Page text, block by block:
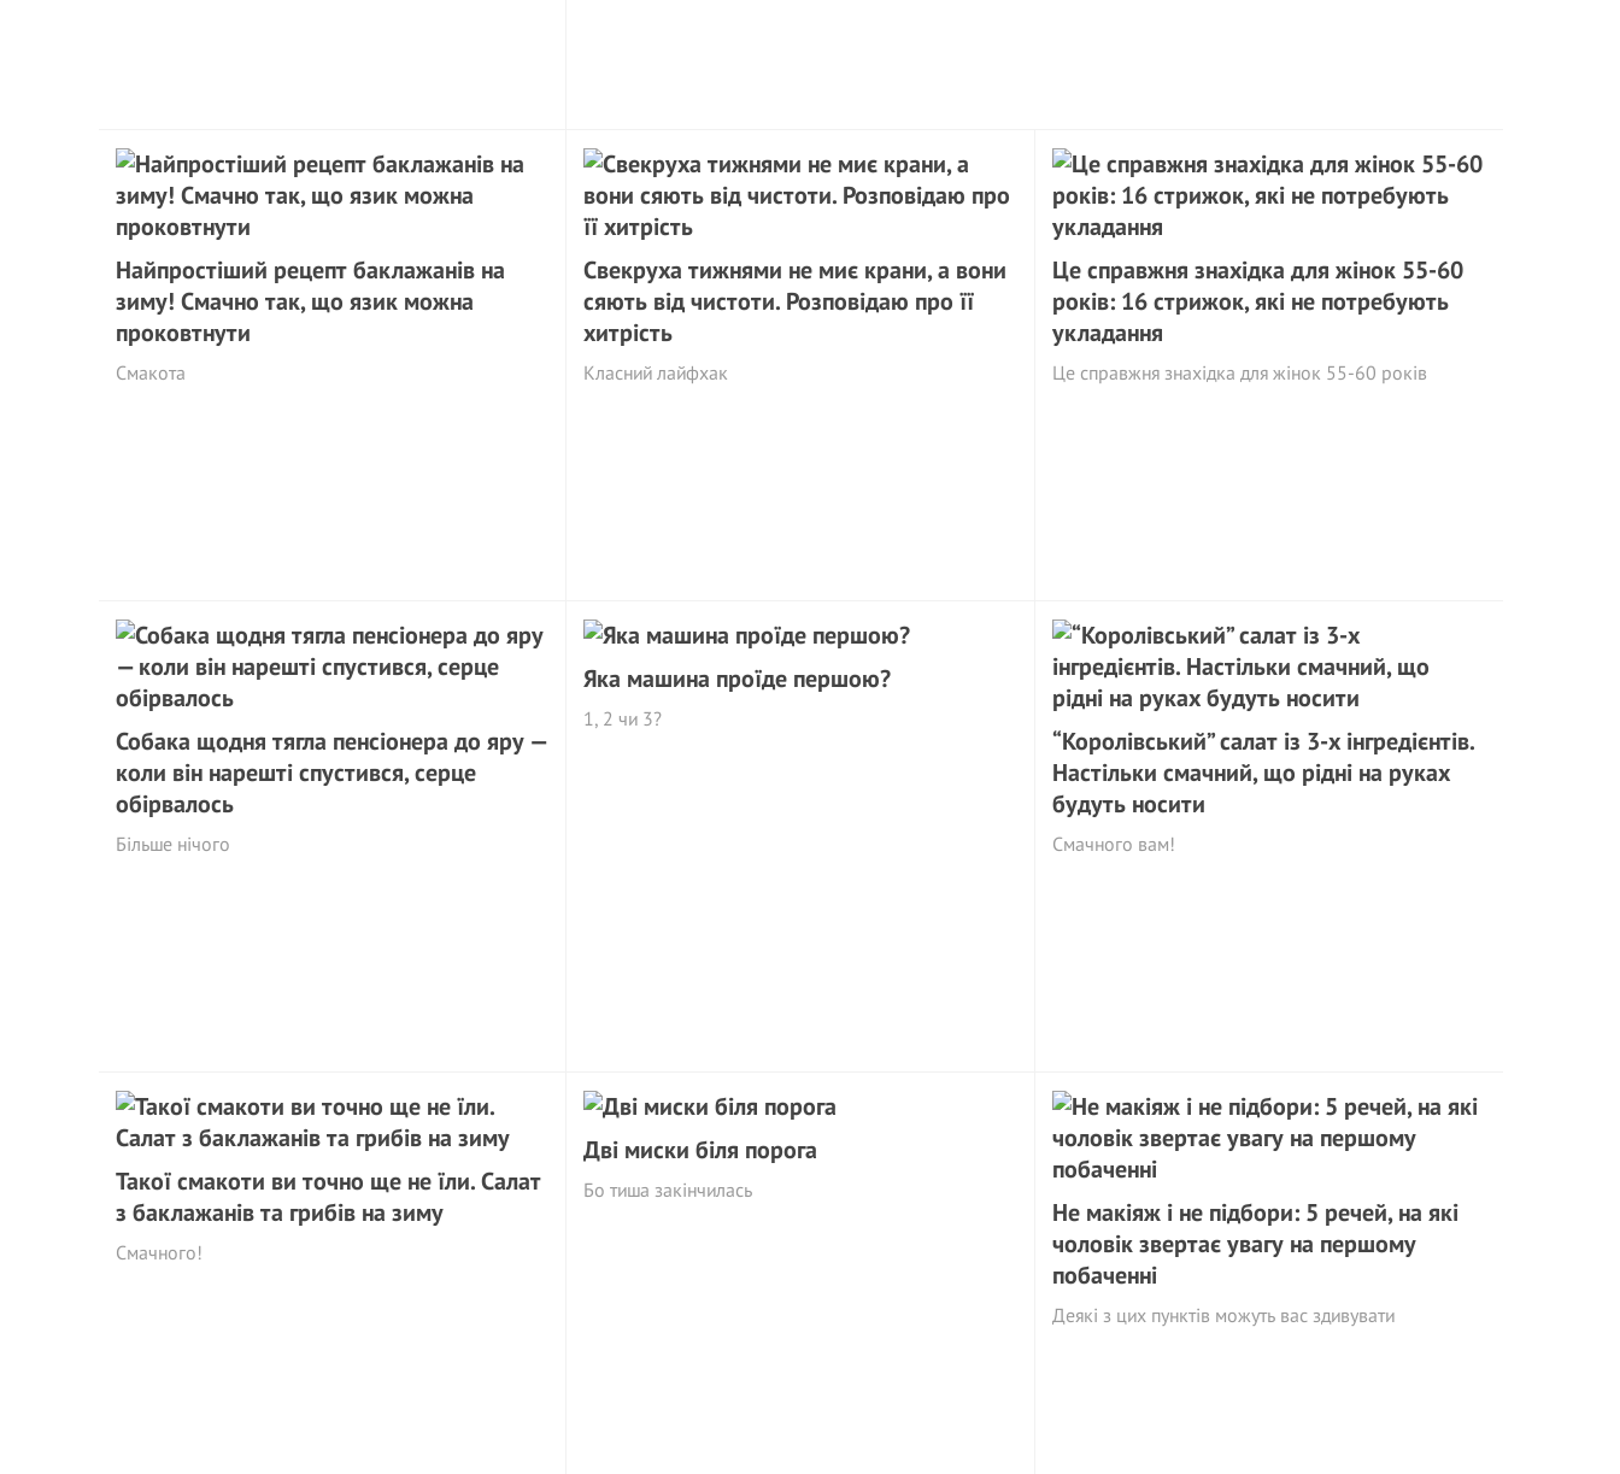
Найпростіший рецепт баклажанів на
зиму! Смачно так, що язик можна
проковтнути
Смакота
Свекруха тижнями не миє крани, а вони
сяють від чистоти. Розповідаю про її
хитрість
Класний лайфхак
Це справжня знахідка для жінок 55-60
років: 16 стрижок, які не потребують
укладання
Це справжня знахідка для жінок 55-60 років
Собака щодня тягла пенсіонера до яру —
коли він нарешті спустився, серце
обірвалось
Більше нічого
Яка машина проїде першою?
1, 2 чи 3?
“Королівський” салат із 3-х інгредієнтів.
Настільки смачний, що рідні на руках
будуть носити
Смачного вам!
Такої смакоти ви точно ще не їли. Салат
з баклажанів та грибів на зиму
Смачного!
Дві миски біля порога
Бо тиша закінчилась
Не макіяж і не підбори: 5 речей, на які
чоловік звертає увагу на першому
побаченні
Деякі з цих пунктів можуть вас здивувати